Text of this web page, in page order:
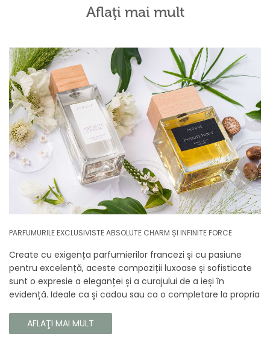
Aflaţi mai mult
PARFUMURILE EXCLUSIVISTE ABSOLUTE CHARM ȘI INFINITE FORCE
Create cu exigența parfumierilor francezi și cu pasiune
pentru excelență, aceste compoziții luxoase și sofisticate
sunt o expresie a eleganței și a curajului de a ieși în
evidență. Ideale ca și cadou sau ca o completare la propria
să atragă atenția și să emane un caracter unic și puternic.
AFLAŢI MAI MULT